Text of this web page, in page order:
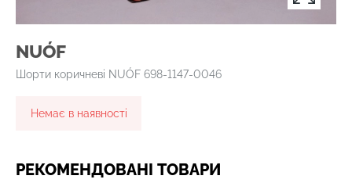
NUÓF
Шорти коричневі NUÓF 698-1147-0046
Немає в наявності
РЕКОМЕНДОВАНІ ТОВАРИ